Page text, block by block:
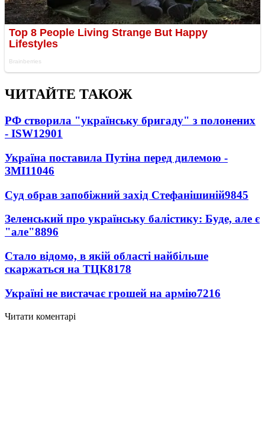
ЧИТАЙТЕ ТАКОЖ
РФ створила "українську бригаду" з полонених
- ISW12901
Україна поставила Путіна перед дилемою -
ЗМІ11046
Суд обрав запобіжний захід Стефанішиній9845
Зеленський про українську балістику: Буде, але є
"але"8896
Стало відомо, в якій області найбільше
скаржаться на ТЦК8178
Україні не вистачає грошей на армію7216
Читати коментарі